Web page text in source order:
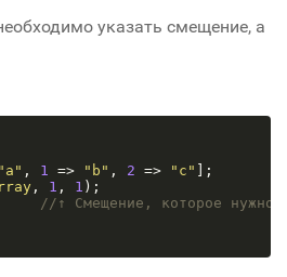
указать смещение, а
"a" , 1 => "b" , 2 => "c"
];
, 1 , 1 );
//↑ Смещение, которое нужно